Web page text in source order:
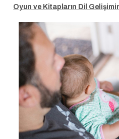
Oyun ve Kitapların Dil